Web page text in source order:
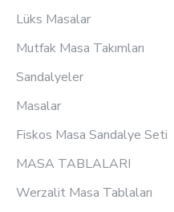
Lüks Masalar
Mutfak Masa Takımları
Sandalyeler
Masalar
Fiskos Masa Sandalye Seti
MASA TABLALARI
Werzalit Masa Tablaları